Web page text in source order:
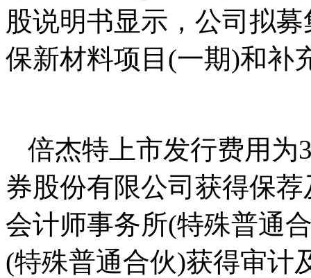
股说明书显示，公司拟
保新材料项目(一期)和补
倍杰特上市发行费用为
券股份有限公司获得保
会计师事务所(特殊普通
(特殊普通合伙)获得审计